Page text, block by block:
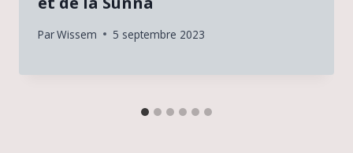
ParWissem 5 septembre 2023